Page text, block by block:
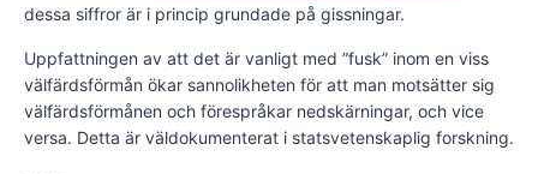
dessa siffror är i princip grundade på gissningar.
Uppfattningen av att det är vanligt med ”fusk” inom en viss
välfärdsförmån ökar sannolikheten för att man motsätter sig
välfärdsförmånen och förespråkar nedskärningar, och vice
versa. Detta är väldokumenterat i statsvetenskaplig forskning.